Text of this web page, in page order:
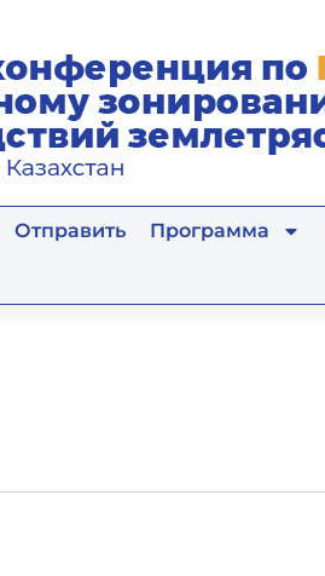
Отправить Программа